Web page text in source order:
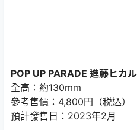
POP UP PARADE 進藤ヒカル
全高：約130mm
參考售價：4,800円（税込）
預計發售日：2023年2月